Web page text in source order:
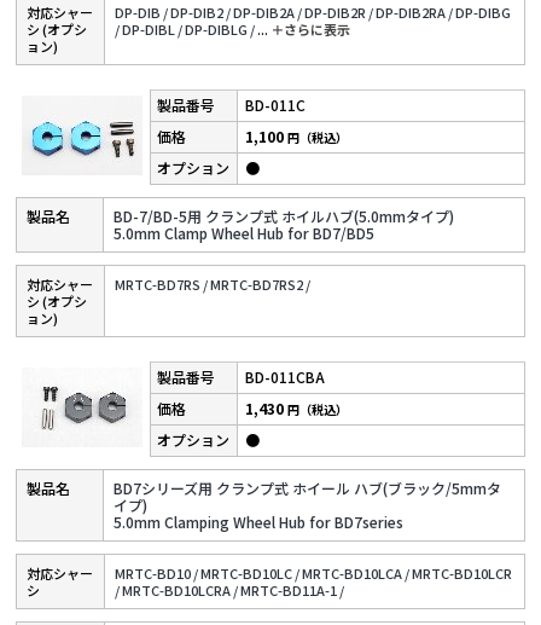
対応シャー
シ (オプシ
ョン)
DP-DIB /DP-DIB2 /DP-DIB2A /DP-DIB2R /DP-DIB2RA /DP-DIBG
/DP-DIBL /DP-DIBLG /... ＋さらに表⽰
BD-011C
BD-7/BD-5用 クランプ式 ホイルハブ(5.0mmタイプ)
5.0mm Clamp Wheel Hub for BD7/BD5
1,100円（税込）
●
対応シャー
シ (オプシ
ョン)
MRTC-BD7RS /MRTC-BD7RS2 /
BD-011CBA
BD7シリーズ用 クランプ式 ホイール ハブ(ブラック/5mmタ
イプ)
5.0mm Clamping Wheel Hub for BD7series
1,430円（税込）
●
対応シャー
シ
MRTC-BD10 /MRTC-BD10LC /MRTC-BD10LCA /MRTC-BD10LCR
/MRTC-BD10LCRA /MRTC-BD11A-1 /